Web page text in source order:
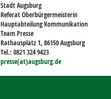
Stadt Augsburg
Referat Oberbürgermeisterin
Hauptabteilung Kommunikation
Team Presse
Rathausplatz 1, 86150 Augsburg
Tel.: 0821 324 9423
presse(at)augsburg.de